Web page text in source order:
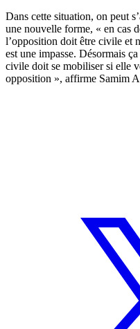
Dans cette situation, on peut
une nouvelle forme, « en cas
l’opposition doit être civile et
est une impasse. Désormais
civile doit se mobiliser si elle
opposition », affirme Samim